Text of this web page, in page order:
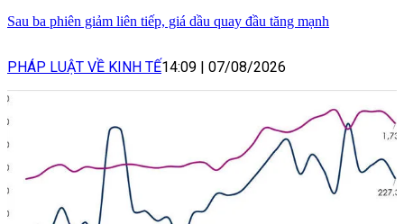
Sau ba phiên giảm liên tiếp, giá dầu quay đầu tăng mạnh
PHÁP LUẬT VỀ KINH TẾ14:09 | 07/08/2026